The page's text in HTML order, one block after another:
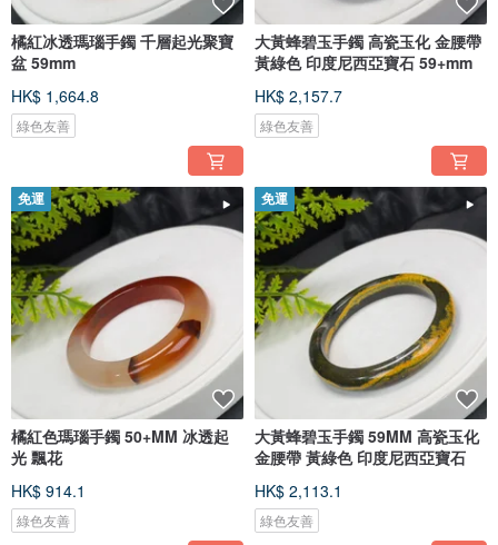
橘紅冰透瑪瑙手鐲 千層起光聚寶
盆 59mm
HK$ 1,664.8
綠色友善
大黃蜂碧玉手鐲 高瓷玉化 金腰帶
黃綠色 印度尼西亞寶石 59+mm
HK$ 2,157.7
綠色友善
免運
橘紅色瑪瑙手鐲 50+MM 冰透起
光 飄花
HK$ 914.1
綠色友善
免運
大黃蜂碧玉手鐲 59MM 高瓷玉化
金腰帶 黃綠色 印度尼西亞寶石
HK$ 2,113.1
綠色友善